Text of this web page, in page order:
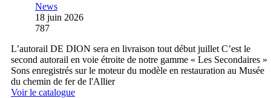
News
18 juin 2026
787
L’autorail DE DION sera en livraison tout début juillet C’est le
second autorail en voie étroite de notre gamme « Les Secondaires »
Sons enregistrés sur le moteur du modèle en restauration au Musée
du chemin de fer de l'Allier
Voir le catalogue